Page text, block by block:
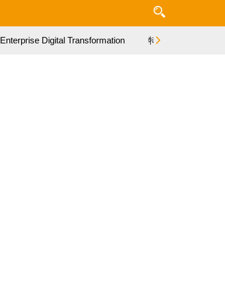
Enterprise Digital Transformation 特集